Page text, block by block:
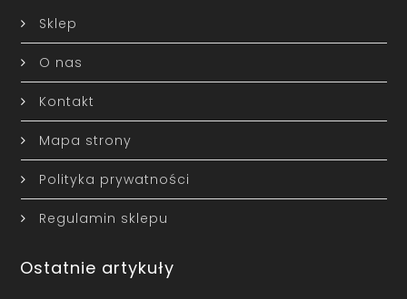
Sklep
O nas
Kontakt
Mapa strony
Polityka prywatności
Regulamin sklepu
Ostatnie artykuły